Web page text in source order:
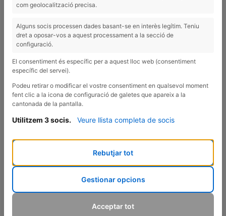
🌀 Estàs en la menopausa i sents que el teu cos ja no respon
com abans?
Sovint em dieu a consulta que amb la menopausa costa més
baixar de pes. És cert que el metabolisme es fa més lent, però
no és impossible!
Potser el que has estat fent fins ara ja no et funciona. Però
es torni a activar.
✨ Aquí tens algunes pautes per ajudar-te a reactivar el teu
✔️ Prioritza els exercicis de força: són claus per mantenir la
massa muscular i estimular la crema de greix. Són els exercicis
com geolocalització precisa.
Alguns socis processen dades basant-se en interès legítim. Teniu
dret a oposar-vos a aquest processament a la secció de
configuració.
El consentiment és específic per a aquest lloc web (consentiment
específic del servei).
Podeu retirar o modificar el vostre consentiment en qualsevol moment
fent clic a la icona de configuració de galetes que apareix a la
cantonada de la pantalla.
Utilitzem 3 socis. Veure llista completa de socis
Rebutjar tot
Gestionar opcions
Acceptar tot